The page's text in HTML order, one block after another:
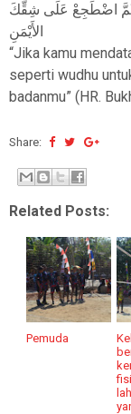
ثُمَّ اضْطَجِعْ عَلَى شِقِّكَ
الأَيْمَنِ
“Jika kamu
seperti wudhu
badanmu” (HR.
Share:
Related Posts:
Pemuda